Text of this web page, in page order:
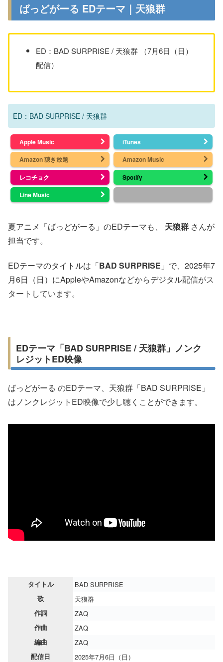
ばっどがーる EDテーマ｜天狼群
ED：BAD SURPRISE / 天狼群 （7月6日（日）
配信）
ED：BAD SURPRISE / 天狼群
Apple Music
iTunes
Amazon 聴き放題
Amazon Music
レコチョク
Spotify
Line Music
夏アニメ「ばっどがーる」のEDテーマも、 天狼群 さんが
担当です。
EDテーマのタイトルは「BAD SURPRISE 」で、2025年7
月6日（日）にAppleやAmazonなどからデジタル配信がス
タートしています。
EDテーマ「BAD SURPRISE / 天狼群」ノンク
レジットED映像
ばっどがーる のEDテーマ、天狼群「BAD SURPRISE」
はノンクレジットED映像で少し聴くことができます。
タイトル BAD SURPRISE
歌 天狼群
作詞 ZAQ
作曲 ZAQ
編曲 ZAQ
配信日 2025年7月6日（日）